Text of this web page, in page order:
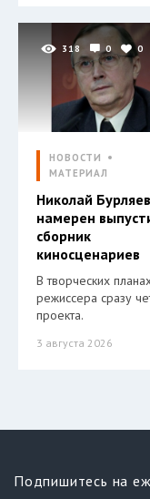
318 0 0
НОВОСТИ
МАТЕРИАЛ
Николай Бурляев
намерен
сборник
киносценариев
В творческих
режиссера сразу
проекта.
3 августа 2026
Подпишитесь на